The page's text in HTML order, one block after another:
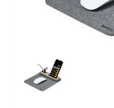
en
la